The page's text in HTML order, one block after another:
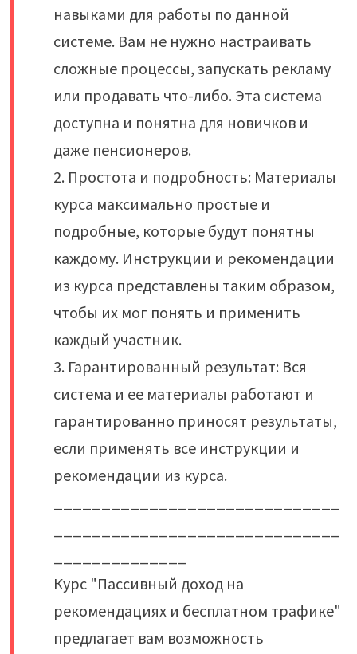
навыками для работы по данной
системе. Вам не нужно настраивать
сложные процессы, запускать рекламу
или продавать что-либо. Эта система
доступна и понятна для новичков и
даже пенсионеров.
2. Простота и подробность: Материалы
курса максимально простые и
подробные, которые будут понятны
каждому. Инструкции и рекомендации
из курса представлены таким образом,
чтобы их мог понять и применить
каждый участник.
3. Гарантированный результат: Вся
система и ее материалы работают и
гарантированно приносят результаты,
если применять все инструкции и
рекомендации из курса.
Курс "Пассивный доход на
рекомендациях и бесплатном трафике"
предлагает вам возможность